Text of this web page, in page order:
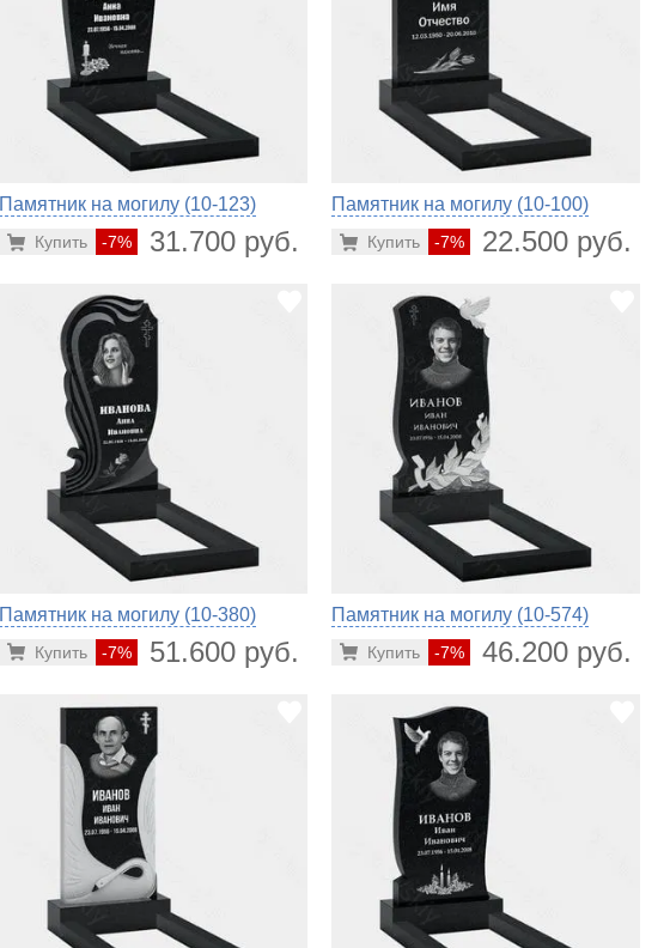
Памятник на могилу (10-123)
-7% 31.700 руб.
Купить
Памятник на могилу (10-100)
-7% 22.500 руб.
Купить
Памятник на могилу (10-380)
-7% 51.600 руб.
Купить
Памятник на могилу (10-574)
-7% 46.200 руб.
Купить